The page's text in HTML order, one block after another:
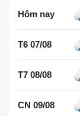
Hôm nay
T6 07/08
T7 08/08
CN 09/08